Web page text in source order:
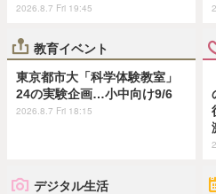
2026.8.7 Fri 19:45
教育イベント
東京都市大「科学体験教室」
24の実験企画…小中向け9/6
2026.8.7 Fri 18:15
デジタル生活